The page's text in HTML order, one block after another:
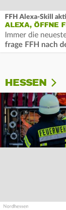
FFH Alexa-Skill
ALEXA, ÖFFNE
Immer die
frage FFH nach
HESSEN